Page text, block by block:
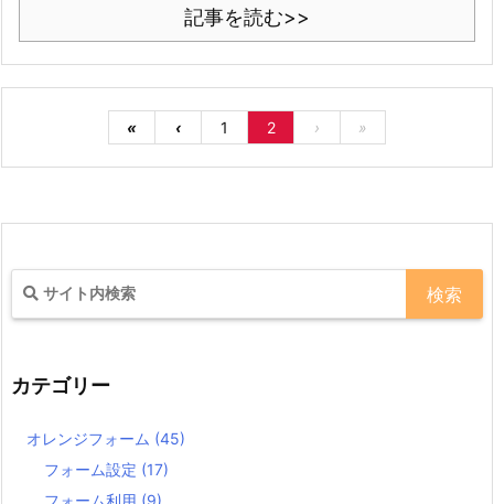
記事を読む>>
« ‹ 1 2 › »
カテゴリー
オレンジフォーム (45)
フォーム設定 (17)
フォーム利用 (9)